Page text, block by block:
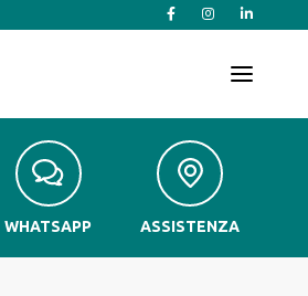
T
v
g
WHATSAPP ASSISTENZA